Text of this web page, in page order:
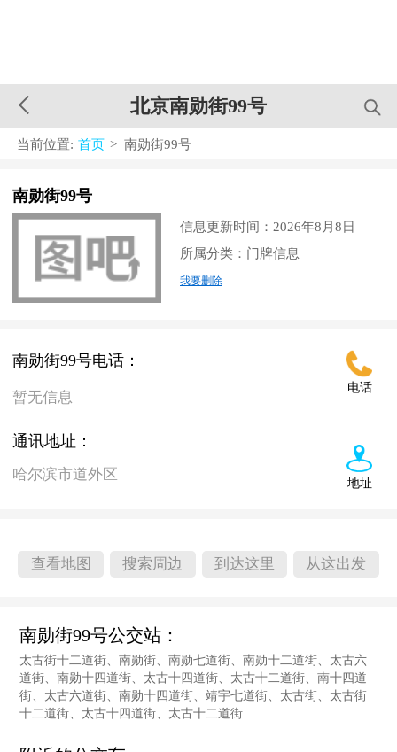
北京南勋街99号
当前位置: 首页 > 南勋街99号
南勋街99号
信息更新时间：2026年8月8日
所属分类：门牌信息
我要删除
电话
南勋街99号电话：
暂无信息
地址
通讯地址：
哈尔滨市道外区
查看地图 搜索周边 到达这里 从这出发
南勋街99号公交站：
太古街十二道街、南勋街、南勋七道街、南勋十二道街、太古六
道街、南勋十四道街、太古十四道街、太古十二道街、南十四道
街、太古六道街、南勋十四道街、靖宇七道街、太古街、太古街
十二道街、太古十四道街、太古十二道街